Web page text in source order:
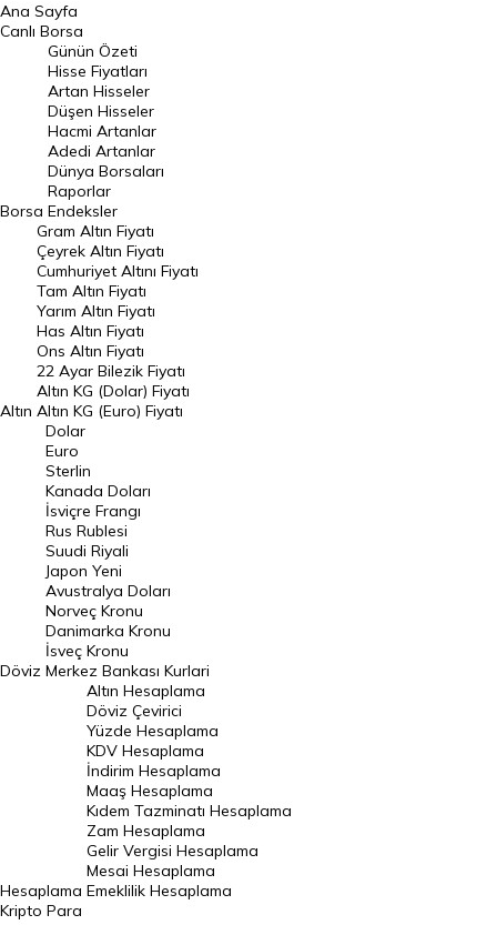
BIST 100 Hisseleri
En Çok Artan Hisseler
En Çok Düşen Hisseler
Hacmi Artanlar
Geçmiş Kapanışlar
Dünya Borsaları
Raporlar
Endeksler
DÖVİZ
Döviz Kuru
Dolar Kuru
Euro Kuru
Pound Kuru
Frank Kuru
Riyal Kuru
Avustralya Doları
Danimarka Kronu Kuru
Kanada Doları Kuru
Norveç Kronu Kuru
İsveç Kronu Kuru
Japon Yeni Kuru
Serbest Piyasa Döviz Kurları
Merkez Bankası Döviz Kurları
Altın Fiyatları
Ana Sayfa
Canlı Borsa
Borsa
Günün Özeti
Hisse Fiyatları
Artan Hisseler
Düşen Hisseler
Hacmi Artanlar
Adedi Artanlar
Dünya Borsaları
Raporlar
Endeksler
Altın
Gram Altın Fiyatı
Çeyrek Altın Fiyatı
Cumhuriyet Altını Fiyatı
Tam Altın Fiyatı
Yarım Altın Fiyatı
Has Altın Fiyatı
Ons Altın Fiyatı
22 Ayar Bilezik Fiyatı
Altın KG (Dolar) Fiyatı
Altın KG (Euro) Fiyatı
Döviz
Dolar
Euro
Sterlin
Kanada Doları
İsviçre Frangı
Rus Rublesi
Suudi Riyali
Japon Yeni
Avustralya Doları
Norveç Kronu
Danimarka Kronu
İsveç Kronu
Merkez Bankası Kurlari
Hesaplama
Altın Hesaplama
Döviz Çevirici
Yüzde Hesaplama
KDV Hesaplama
İndirim Hesaplama
Maaş Hesaplama
Kıdem Tazminatı Hesaplama
Zam Hesaplama
Gelir Vergisi Hesaplama
Mesai Hesaplama
Emeklilik Hesaplama
Kripto Para